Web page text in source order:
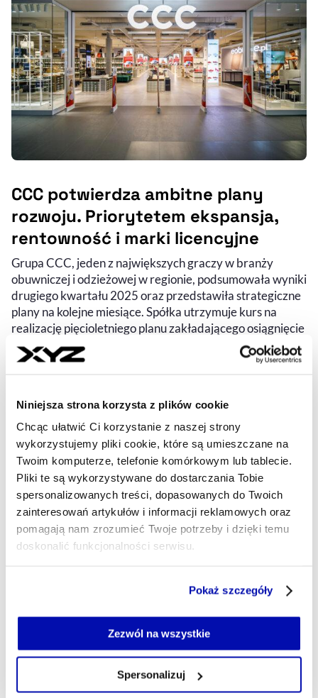
Niniejsza strona korzysta z plików cookie
Chcąc ułatwić Ci korzystanie z naszej strony
wykorzystujemy pliki cookie, które są umieszczane na
Twoim komputerze, telefonie komórkowym lub tablecie.
Pliki te są wykorzystywane do dostarczania Tobie
spersonalizowanych treści, dopasowanych do Twoich
zainteresowań artykułów i informacji reklamowych oraz
pomagają nam zrozumieć Twoje potrzeby i dzięki temu
doskonalić funkcjonalności serwisu.
Jeżeli nie wyrażasz zgody na zapisywanie plików cookie,
możesz łatwo zarządzać swoimi uprawnieniami, np. we
własnej przeglądarce internetowej lub po wybraniu opcji
Pokaż szczegóły
Zezwól na wszystkie
Spersonalizuj
CCC potwierdza ambitne plany
rozwoju. Priorytetem ekspansja,
rentowność i marki licencyjne
Grupa CCC, jeden z największych graczy w branży
obuwniczej i odzieżowej w regionie, podsumowała wyniki
drugiego kwartału 2025 oraz przedstawiła strategiczne
plany na kolejne miesiące. Spółka utrzymuje kurs na
realizację pięcioletniego planu zakładającego osiągnięcie
w 2030 roku przychodów na poziomie 25 mld złotych
przy rentowności EBITDA rzędu 20 proc.